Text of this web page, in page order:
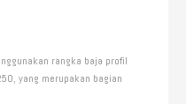
rangka baja profil
yang merupakan bagian